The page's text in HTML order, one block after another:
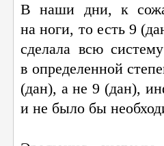
В наши дни, к
на ноги, то есть 9
сделала всю
в определенной
(дан), а не 9 (дан),
и не было бы